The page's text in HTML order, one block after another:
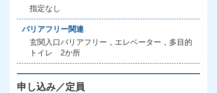
指定なし
バリアフリー関連
玄関入口バリアフリー，エレベーター，多目的
トイレ 2か所
申し込み／定員